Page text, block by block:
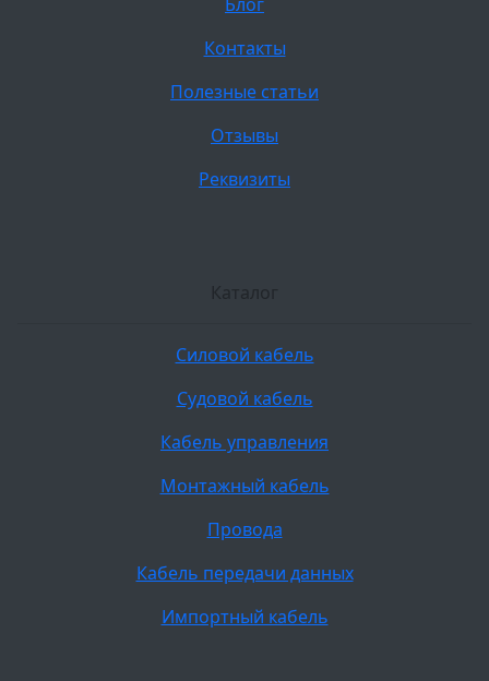
Контакты
Полезные статьи
Отзывы
Реквизиты
Каталог
Силовой кабель
Судовой кабель
Кабель управления
Монтажный кабель
Провода
Кабель передачи данных
Импортный кабель